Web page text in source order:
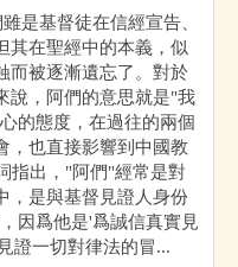
是基督徒在信經宣告、
其在聖經中的本義，似
而被逐漸遺忘了。對於
說，阿們的意思就是"我
的態度，在過往的兩個
，也直接影響到中國教
出，"阿們"經常是對
，是與基督見證人身份
因爲他是'爲誠信真實見
證一切對律法的冒...